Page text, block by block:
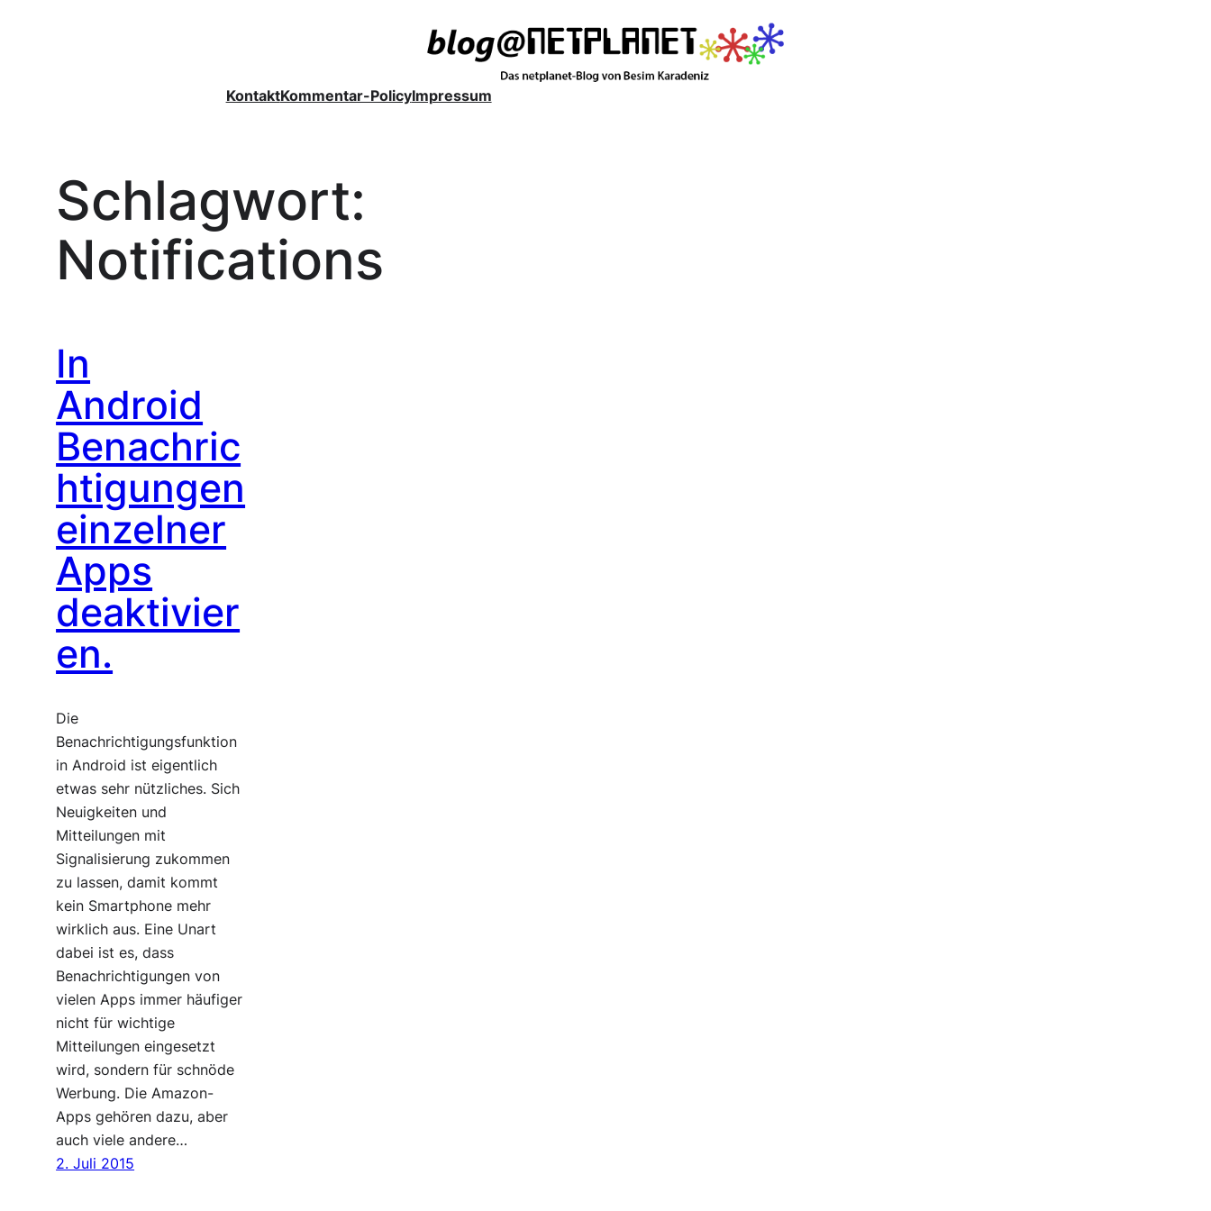
KontaktKommentar-PolicyImpressum
Schlagwort:
Notifications
In
Android
Benachric
htigungen
einzelner
Apps
deaktivier
en.
Die
Benachrichtigungsfunktion
in Android ist eigentlich
etwas sehr nützliches. Sich
Neuigkeiten und
Mitteilungen mit
Signalisierung zukommen
zu lassen, damit kommt
kein Smartphone mehr
wirklich aus. Eine Unart
dabei ist es, dass
Benachrichtigungen von
vielen Apps immer häufiger
nicht für wichtige
Mitteilungen eingesetzt
wird, sondern für schnöde
Werbung. Die Amazon-
Apps gehören dazu, aber
auch viele andere…
2. Juli 2015